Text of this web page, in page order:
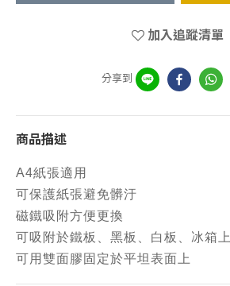
加入追蹤清單
分享到
商品描述
A4紙張適用
可保護紙張避免髒汙
磁鐵吸附方便更換
可吸附於鐵板、黑板、白板、冰箱上
可用雙面膠固定於平坦表面上